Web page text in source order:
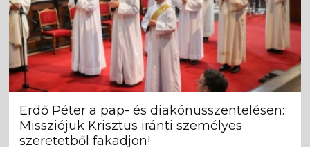
Erdő Péter a pap- és diakónusszentelésen:
Missziójuk Krisztus iránti személyes
szeretetből fakadjon!